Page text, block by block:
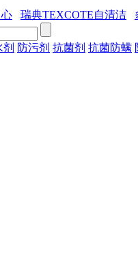
瑞典TEXCOTE自清洁
防污剂 抗菌剂 抗菌防螨